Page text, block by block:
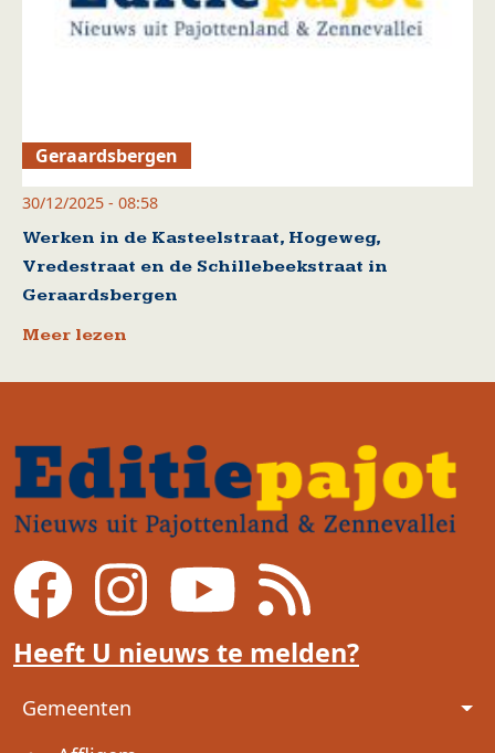
Geraardsbergen
30/12/2025 - 08:58
Werken in de Kasteelstraat, Hogeweg,
Vredestraat en de Schillebeekstraat in
Geraardsbergen
Meer lezen
Heeft U nieuws te melden?
Voet
Gemeenten